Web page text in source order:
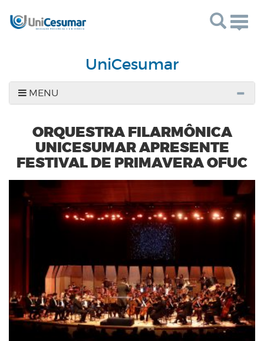
UniCesumar
MENU
ORQUESTRA FILARMÔNICA
UNICESUMAR APRESENTE
FESTIVAL DE PRIMAVERA OFUC